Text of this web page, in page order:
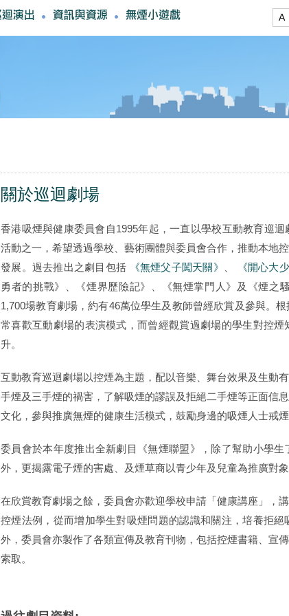
A
關於巡迴劇場
香港吸煙與健康委員會自1995年起，一直以學校互動教育巡
活動之一，希望透過學校、藝術團體與委員會合作，推動本地
發展。過去推出之劇目包括
《無煙父子闖天關》 《開心大
勇者的挑戰》、《煙界歷險記》、《無煙掌門人》及《煙之
1,700場教育劇場，約有46萬位學生及教師曾經欣賞及參與。
常喜歡互動劇場的表演模式，而曾經觀賞過劇場的學生對控
升。
互動教育巡迴劇場以控煙為主題，配以音樂、舞台效果及生動
手煙及三手煙的禍害，了解吸煙的謬誤及拒絕二手煙等正面信
文化，參與推廣無煙的健康生活模式，鼓勵身邊的吸煙人士戒煙
委員會於本年度推出全新劇目《無煙聯盟》，除了幫助小學
外，更揭露電子煙的害處、及煙草商以青少年及兒童為推廣對象
在欣賞教育劇場之餘，委員會亦歡迎學校申請「健康講座」，
控煙法例，從而增加學生對吸煙問題的認識和關注，培養拒
外，委員會亦製作了各類宣傳及教育刊物，包括控煙書籍、宣
索取。